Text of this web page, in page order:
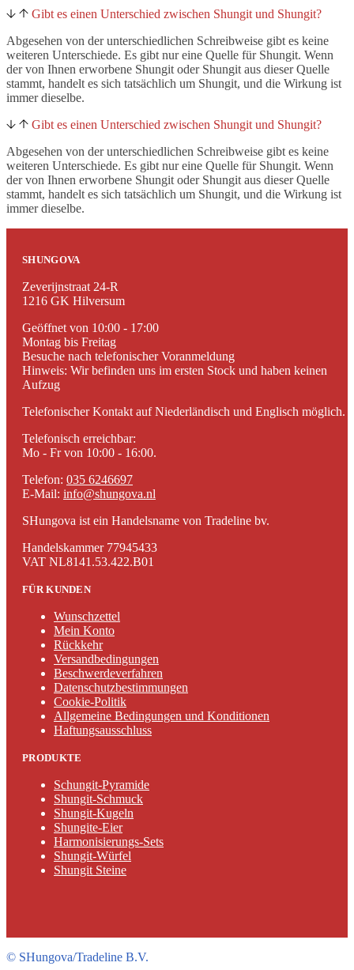
Gibt es einen Unterschied zwischen Shungit und Shungit?
Abgesehen von der unterschiedlichen Schreibweise gibt es keine
weiteren Unterschiede. Es gibt nur eine Quelle für Shungit. Wenn
der von Ihnen erworbene Shungit oder Shungit aus dieser Quelle
stammt, handelt es sich tatsächlich um Shungit, und die Wirkung ist
immer dieselbe.
Gibt es einen Unterschied zwischen Shungit und Shungit?
Abgesehen von der unterschiedlichen Schreibweise gibt es keine
weiteren Unterschiede. Es gibt nur eine Quelle für Shungit. Wenn
der von Ihnen erworbene Shungit oder Shungit aus dieser Quelle
stammt, handelt es sich tatsächlich um Shungit, und die Wirkung ist
immer dieselbe.
SHUNGOVA
Zeverijnstraat 24-R
1216 GK Hilversum
Geöffnet von 10:00 - 17:00
Montag bis Freitag
Besuche nach telefonischer Voranmeldung
Hinweis: Wir befinden uns im ersten Stock und haben keinen
Aufzug
Telefonischer Kontakt auf Niederländisch und Englisch möglich.
Telefonisch erreichbar:
Mo - Fr von 10:00 - 16:00.
Telefon: 035 6246697
E-Mail: info@shungova.nl
SHungova ist ein Handelsname von Tradeline bv.
Handelskammer 77945433
VAT NL8141.53.422.B01
FÜR KUNDEN
Wunschzettel
Mein Konto
Rückkehr
Versandbedingungen
Beschwerdeverfahren
Datenschutzbestimmungen
Cookie-Politik
Allgemeine Bedingungen und Konditionen
Haftungsausschluss
PRODUKTE
Schungit-Pyramide
Shungit-Schmuck
Shungit-Kugeln
Shungite-Eier
Harmonisierungs-Sets
Shungit-Würfel
Shungit Steine
© SHungova/Tradeline B.V.